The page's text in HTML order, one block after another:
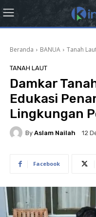
Beranda BANUA Tanah
TANAH LAUT
Damkar
Edukasi
Lingkungan
By Aslam Nailah 12
Facebook